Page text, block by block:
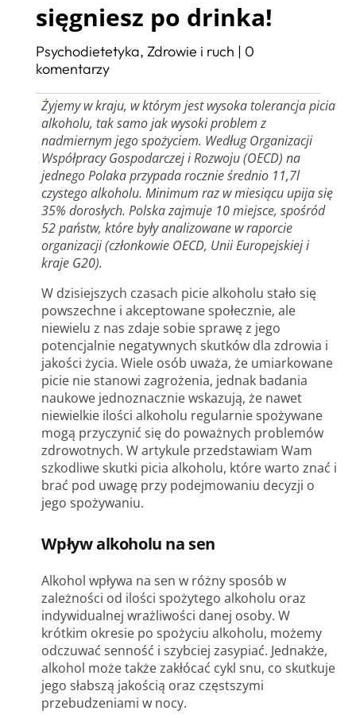
sięgniesz po drinka!
Psychodietetyka, Zdrowie i ruch | 0
komentarzy
Żyjemy w kraju, w którym jest wysoka tolerancja picia
alkoholu, tak samo jak wysoki problem z
nadmiernym jego spożyciem. Według Organizacji
Współpracy Gospodarczej i Rozwoju (OECD) na
jednego Polaka przypada rocznie średnio 11,7l
czystego alkoholu. Minimum raz w miesiącu upija się
35% dorosłych. Polska zajmuje 10 miejsce, spośród
52 państw, które były analizowane w raporcie
organizacji (członkowie OECD, Unii Europejskiej i
kraje G20).
W dzisiejszych czasach picie alkoholu stało się
powszechne i akceptowane społecznie, ale
niewielu z nas zdaje sobie sprawę z jego
potencjalnie negatywnych skutków dla zdrowia i
jakości życia. Wiele osób uważa, że umiarkowane
picie nie stanowi zagrożenia, jednak badania
naukowe jednoznacznie wskazują, że nawet
niewielkie ilości alkoholu regularnie spożywane
mogą przyczynić się do poważnych problemów
zdrowotnych. W artykule przedstawiam Wam
szkodliwe skutki picia alkoholu, które warto znać i
brać pod uwagę przy podejmowaniu decyzji o
jego spożywaniu.
Wpływ alkoholu na sen
Alkohol wpływa na sen w różny sposób w
zależności od ilości spożytego alkoholu oraz
indywidualnej wrażliwości danej osoby. W
krótkim okresie po spożyciu alkoholu, możemy
odczuwać senność i szybciej zasypiać. Jednakże,
alkohol może także zakłócać cykl snu, co skutkuje
jego słabszą jakością oraz częstszymi
przebudzeniami w nocy.